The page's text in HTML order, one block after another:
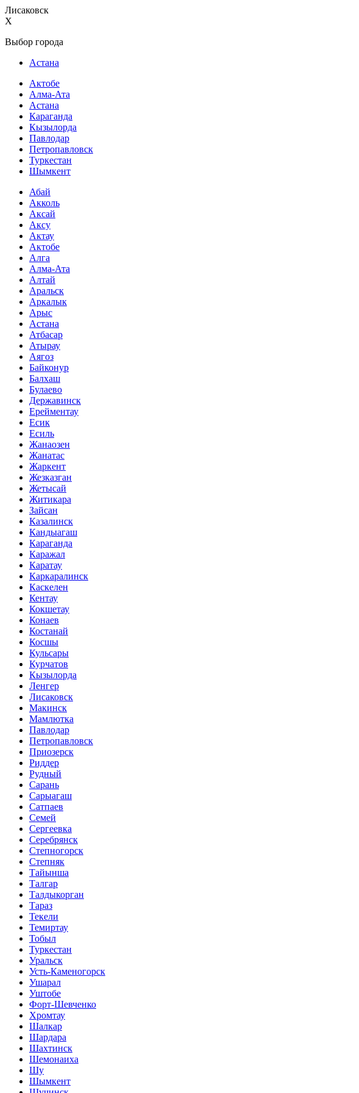
Лисаковск
X
Выбор города
Астана
Актобе
Алма-Ата
Астана
Караганда
Кызылорда
Павлодар
Петропавловск
Туркестан
Шымкент
Абай
Акколь
Аксай
Аксу
Актау
Актобе
Алга
Алма-Ата
Алтай
Аральск
Аркалык
Арыс
Астана
Атбасар
Атырау
Аягоз
Байконур
Балхаш
Булаево
Державинск
Ерейментау
Есик
Есиль
Жанаозен
Жанатас
Жаркент
Жезказган
Жетысай
Житикара
Зайсан
Казалинск
Кандыагаш
Караганда
Каражал
Каратау
Каркаралинск
Каскелен
Кентау
Кокшетау
Конаев
Костанай
Косшы
Кульсары
Курчатов
Кызылорда
Ленгер
Лисаковск
Макинск
Мамлютка
Павлодар
Петропавловск
Приозерск
Риддер
Рудный
Сарань
Сарыагаш
Сатпаев
Семей
Сергеевка
Серебрянск
Степногорск
Степняк
Тайынша
Талгар
Талдыкорган
Тараз
Текели
Темиртау
Тобыл
Туркестан
Уральск
Усть-Каменогорск
Ушарал
Уштобе
Форт-Шевченко
Хромтау
Шалкар
Шардара
Шахтинск
Шемонаиха
Шу
Шымкент